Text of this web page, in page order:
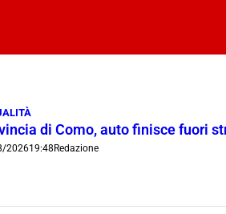
di Como, auto finisce fuori
202619:48 Redazione